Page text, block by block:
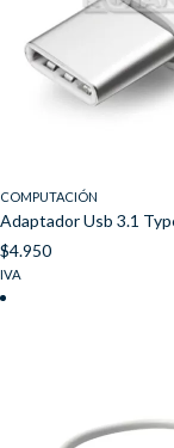
COMPUTACIÓN
Adaptador Usb 3.1
$4.950
IVA